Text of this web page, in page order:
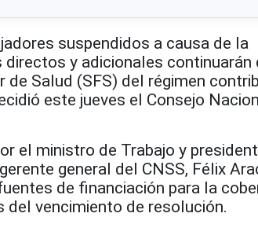
suspendidos a causa de la
y adicionales continuarán
Salud (SFS) del régimen
este jueves el Consejo
el ministro de Trabajo y
general del CNSS, Félix
de financiación para la
del vencimiento de resolución.